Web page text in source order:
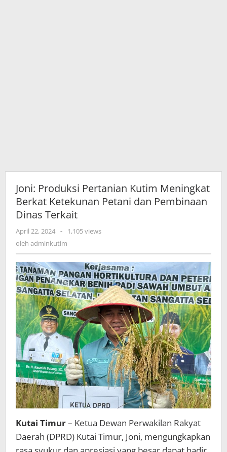
Joni: Produksi Pertanian Kutim Meningkat
Berkat Ketekunan Petani dan Pembinaan
Dinas Terkait
April 22, 2024 oleh
adminkutim
-
1,105 views
oleh adminkutim
Kutai Timur– Ketua Dewan Perwakilan Rakyat
Daerah (DPRD) Kutai Timur, Joni, mengungkapkan